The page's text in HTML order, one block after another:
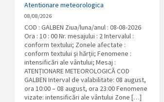
Atentionare meteorologica
08/08/2026
COD : GALBEN Ziua/luna/anul : 08-08-2026
Ora : 10 : 00 Nr. mesajului : 2 Intervalul :
conform textului; Zonele afectate :
conform textului și hărții; Fenomene :
intensificări ale vântului; Mesaj :
ATENȚIONARE METEOROLOGICĂ COD
GALBEN Interval de valabilitate: 08 august,
ora 10:00 – 08 august, ora 23:00 Fenomene
vizate: intensificări ale vântului Zone […]